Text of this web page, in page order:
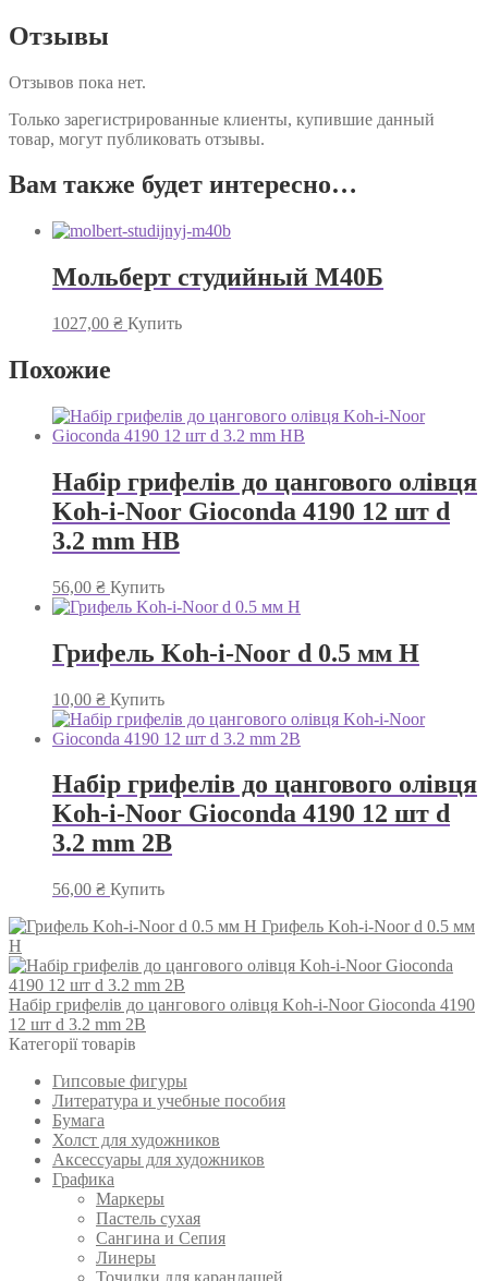
Отзывы
Отзывов пока нет.
Только зарегистрированные клиенты, купившие данный
товар, могут публиковать отзывы.
Вам также будет интересно…
Мольберт студийный М40Б
1027,00 ₴ Купить
Похожие
Набір грифелів до цангового олівця
Koh-i-Noor Gioconda 4190 12 шт d
3.2 mm HB
56,00 ₴ Купить
Грифель Koh-i-Noor d 0.5 мм H
10,00 ₴ Купить
Набір грифелів до цангового олівця
Koh-i-Noor Gioconda 4190 12 шт d
3.2 mm 2B
56,00 ₴ Купить
Грифель Koh-i-Noor d 0.5 мм
H
Набір грифелів до цангового олівця Koh-i-Noor Gioconda 4190
12 шт d 3.2 mm 2B
Категорії товарів
Гипсовые фигуры
Литература и учебные пособия
Бумага
Холст для художников
Аксессуары для художников
Графика
Маркеры
Пастель сухая
Сангина и Сепия
Линеры